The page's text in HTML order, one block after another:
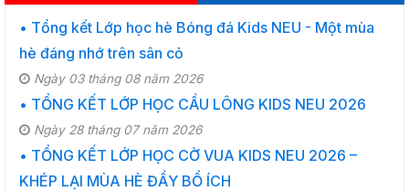
• Tổng kết Lớp học hè Bóng đá Kids NEU - Một mùa
hè đáng nhớ trên sân cỏ
Ngày 03 tháng 08 năm 2026
• TỔNG KẾT LỚP HỌC CẦU LÔNG KIDS NEU 2026
Ngày 28 tháng 07 năm 2026
• TỔNG KẾT LỚP HỌC CỜ VUA KIDS NEU 2026 –
KHÉP LẠI MÙA HÈ ĐẦY BỔ ÍCH